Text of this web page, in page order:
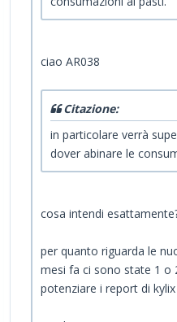
ciao AR038
Citazione:
in particolare verrà
dover abinare le
cosa intendi
per quanto riguarda le
mesi fa ci sono state 1 o
potenziare i report di